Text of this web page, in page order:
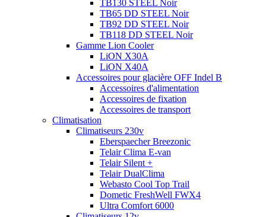
TB130 STEEL Noir
TB65 DD STEEL Noir
TB92 DD STEEL Noir
TB118 DD STEEL Noir
Gamme Lion Cooler
LiON X30A
LiON X40A
Accessoires pour glacière OFF Indel B
Accessoires d'alimentation
Accessoires de fixation
Accessoires de transport
Climatisation
Climatiseurs 230v
Eberspaecher Breezonic
Telair Clima E-van
Telair Silent +
Telair DualClima
Webasto Cool Top Trail
Dometic FreshWell FWX4
Ultra Comfort 6000